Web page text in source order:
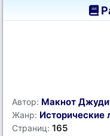
Автор: Макнот
Жанр:
Страниц: 165